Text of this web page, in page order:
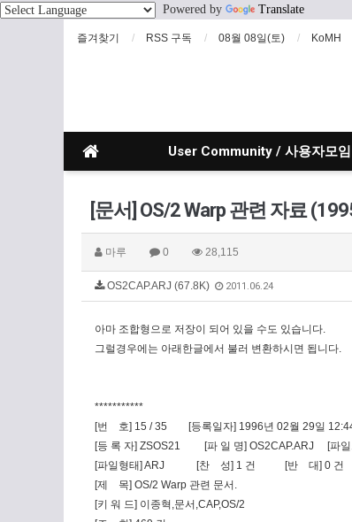
Powered by Translate
즐겨찾기 RSS 구독 08월 08일(토) KoMH
User Community / 사용자모임
[문서] OS/2 Warp 관련 자료
마루 0 28,115
OS2CAP.ARJ (67.8K) 2011.06.24
아마 조합형으로 저장이 되어 있을 수도 있습니다.
그럴경우에는 아래한글에서 불러 변환하시면 됩니다.
***********
[번 호] 15 / 35 [등록일자] 1996년 02월 29일
[등 록 자] ZSOS21 [파 일 명] OS2CAP.ARJ [파일
[파일형태] ARJ [찬 성] 1 건 [반 대] 0 건
[제 목] OS/2 Warp 관련 문서.
[키 워 드] 이종혁,문서,CAP,OS/2